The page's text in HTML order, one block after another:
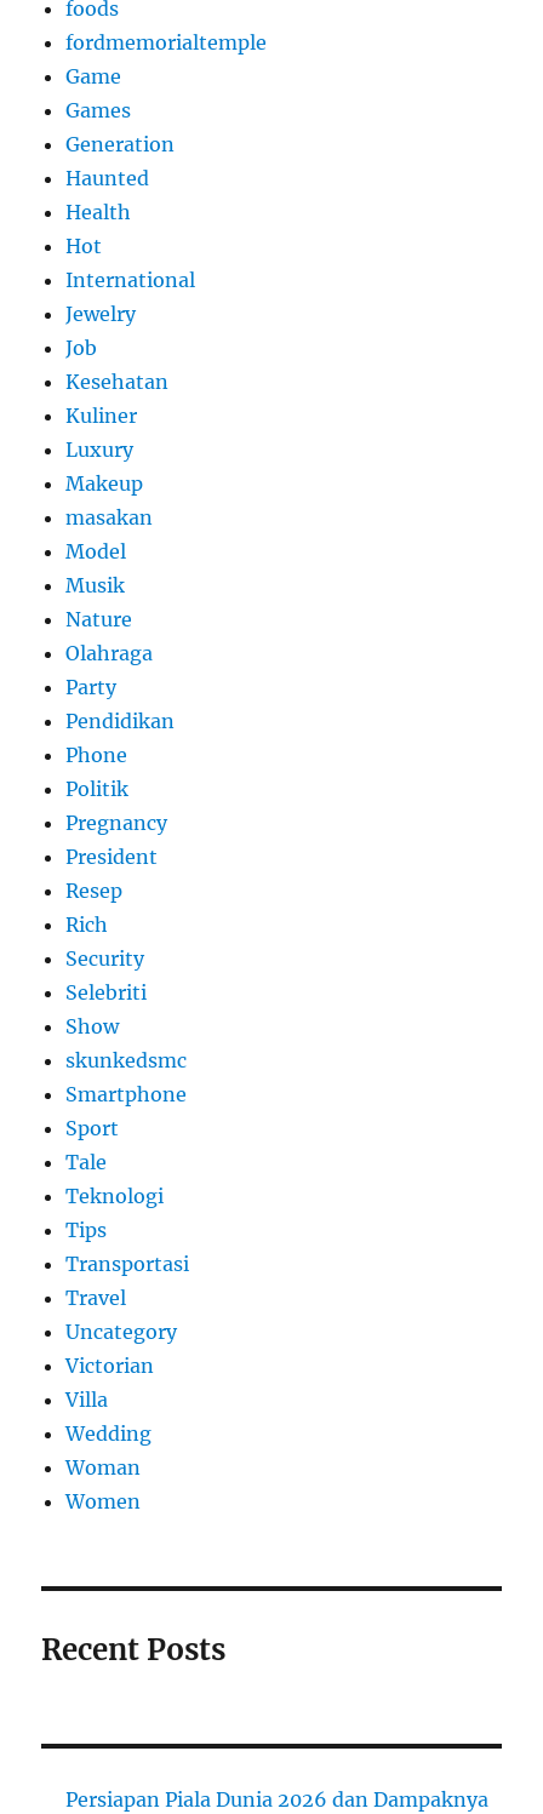
foods
fordmemorialtemple
Game
Games
Generation
Haunted
Health
Hot
International
Jewelry
Job
Kesehatan
Kuliner
Luxury
Makeup
masakan
Model
Musik
Nature
Olahraga
Party
Pendidikan
Phone
Politik
Pregnancy
President
Resep
Rich
Security
Selebriti
Show
skunkedsmc
Smartphone
Sport
Tale
Teknologi
Tips
Transportasi
Travel
Uncategory
Victorian
Villa
Wedding
Woman
Women
Recent Posts
Persiapan Piala Dunia 2026 dan Dampaknya